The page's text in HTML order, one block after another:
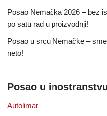
Posao Nemačka 2026 – bez
po satu rad u proizvodnji!
Posao u srcu Nemačke –
neto!
Posao u inostranstvu
Autolimar